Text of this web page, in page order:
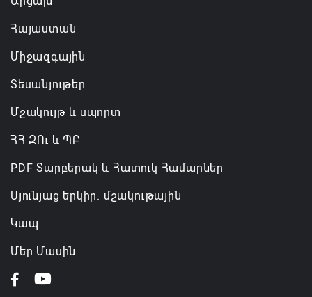
Հայաստան
Միջազգային
Տեսանյութեր
Մշակույթ և սպորտ
ՀՀ ԶՈւ և ՊԲ
PDF Տարբերակ և Հատուկ Համարներ
Սյունյաց երկիր. մշակութային
Կապ
Մեր Մասին